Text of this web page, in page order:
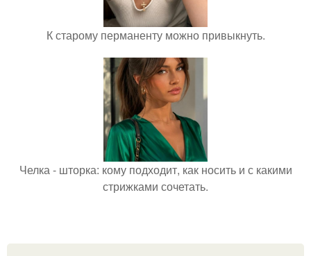
К старому перманенту можно привыкнуть.
Челка - шторка: кому подходит, как носить и с какими
стрижками сочетать.